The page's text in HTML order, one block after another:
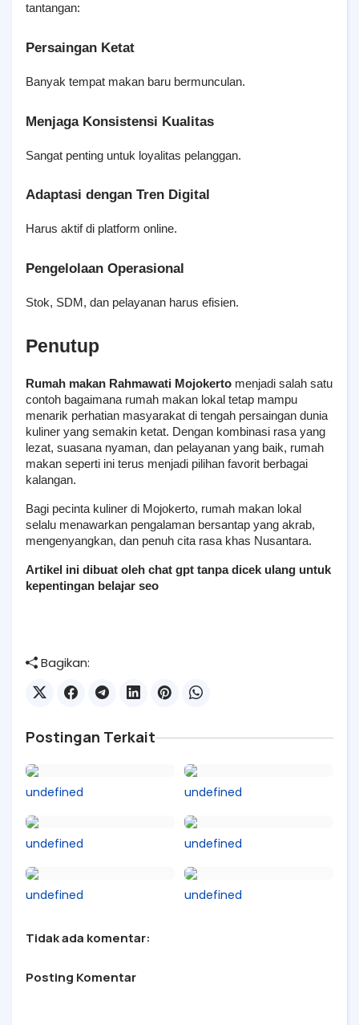
tantangan:
Persaingan Ketat
Banyak tempat makan baru bermunculan.
Menjaga Konsistensi Kualitas
Sangat penting untuk loyalitas pelanggan.
Adaptasi dengan Tren Digital
Harus aktif di platform online.
Pengelolaan Operasional
Stok, SDM, dan pelayanan harus efisien.
Penutup
Rumah makan Rahmawati Mojokerto menjadi salah satu
contoh bagaimana rumah makan lokal tetap mampu
menarik perhatian masyarakat di tengah persaingan dunia
kuliner yang semakin ketat. Dengan kombinasi rasa yang
lezat, suasana nyaman, dan pelayanan yang baik, rumah
makan seperti ini terus menjadi pilihan favorit berbagai
kalangan.
Bagi pecinta kuliner di Mojokerto, rumah makan lokal
selalu menawarkan pengalaman bersantap yang akrab,
mengenyangkan, dan penuh cita rasa khas Nusantara.
Artikel ini dibuat oleh chat gpt tanpa dicek ulang untuk
kepentingan belajar seo
Bagikan:
Postingan Terkait
undefined undefined
undefined undefined
undefined undefined
Tidak ada komentar:
Posting Komentar